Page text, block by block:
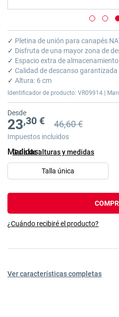
Saltar
al
comienzo
de
la
galería
de
✓ Pletina de unión para canapés
✓ Disfruta de una mayor zona de
✓ Espacio extra de
✓ Calidad de descanso garantizada
✓ Altura: 6 cm
Identificador de producto: VR09914 |
Desde
23,30 € Precio anterior
Precio anterior 46,60 €
46,60 €
Impuestos incluidos
Guía de alturas y medidas
Medidas
Talla única
¿Cuándo recibiré el producto?
Ver características completas